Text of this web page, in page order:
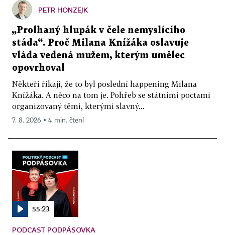
PETR HONZEJK
„Prolhaný hlupák v čele nemyslícího
stáda“. Proč Milana Knížáka oslavuje
vláda vedená mužem, kterým umělec
opovrhoval
Někteří říkají, že to byl poslední happening Milana
Knížáka. A něco na tom je. Pohřeb se státními poctami
organizovaný těmi, kterými slavný...
7. 8. 2026 ▪ 4 min. čtení
55:23
PODCAST PODPÁSOVKA